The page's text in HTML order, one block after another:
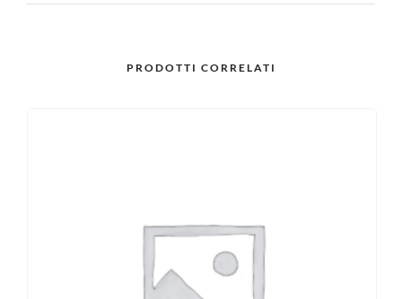
PRODOTTI CORRELATI